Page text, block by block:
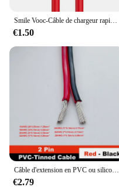
Smile Vooc-Câble de chargeur rapide PD 65W pour Oneplus, cordon de chargeur USB-C vers type C pour modèles Zan12, 11, 10T, 9, 8T, 7T Pro, Warp Dash Charge, 6T, 5T, fil de données
€1.50
Câble d'extension en PVC ou silicone, fil intermédiaire en cuivre étamé, rouge et noir, 2 broches, awg28, awg26, awg24, awg22, awg20, awg18, awg16
€2.79